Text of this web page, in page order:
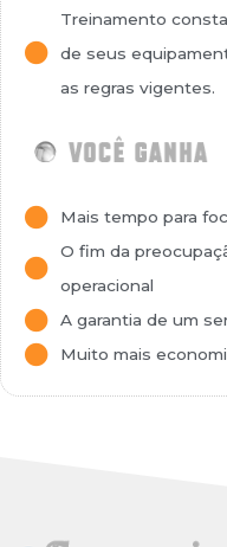
Treinamento
de seus
as regras vigentes.
Mais tempo para
O fim da
operacional
A garantia de um
Muito mais